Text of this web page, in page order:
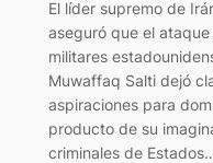
El líder supremo de
aseguró que el
militares
Muwaffaq Salti dejó
aspiraciones para
producto de su
criminales de